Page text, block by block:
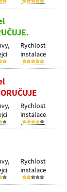
Rychlost
instalace
Rychlost
instalace
Rychlost
instalace